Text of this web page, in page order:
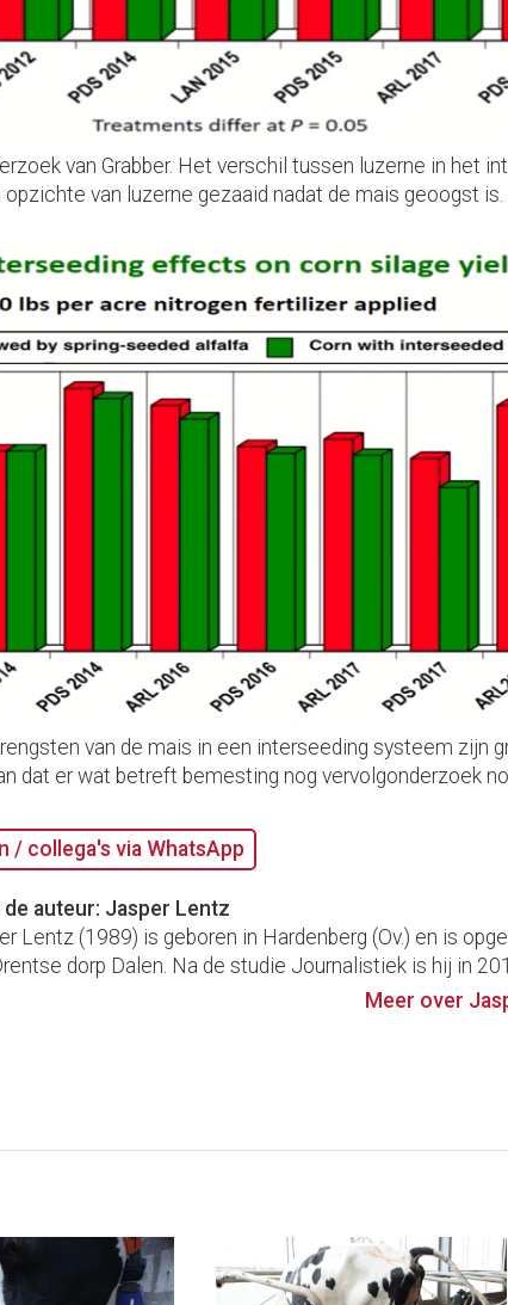
van Grabber. Het verschil tussen luzerne in het
van luzerne gezaaid nadat de mais geoogst is.
van de mais in een interseeding systeem zijn
dat er wat betreft bemesting nog vervolgonderzoek
/ collega's via WhatsApp
de auteur: Jasper Lentz
Lentz (1989) is geboren in Hardenberg (Ov.) en is
dorp Dalen. Na de studie Journalistiek is hij in
Meer over